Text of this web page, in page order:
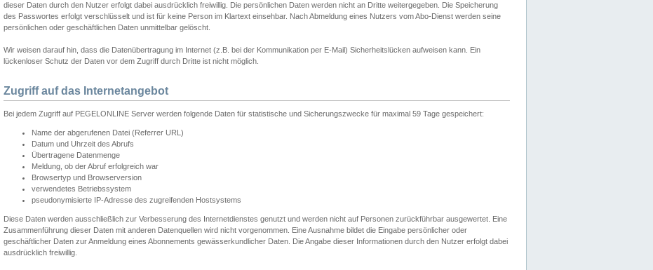
dieser Daten durch den Nutzer erfolgt dabei ausdrücklich freiwillig. Die persönlichen Daten werden nicht an Dritte weitergegeben. Die Speicherung
des Passwortes erfolgt verschlüsselt und ist für keine Person im Klartext einsehbar. Nach Abmeldung eines Nutzers vom Abo-Dienst werden seine
persönlichen oder geschäftlichen Daten unmittelbar gelöscht.
Wir weisen darauf hin, dass die Datenübertragung im Internet (z.B. bei der Kommunikation per E-Mail) Sicherheitslücken aufweisen kann. Ein
lückenloser Schutz der Daten vor dem Zugriff durch Dritte ist nicht möglich.
Zugriff auf das Internetangebot
Bei jedem Zugriff auf PEGELONLINE Server werden folgende Daten für statistische und Sicherungszwecke für maximal 59 Tage gespeichert:
Name der abgerufenen Datei (Referrer URL)
Datum und Uhrzeit des Abrufs
Übertragene Datenmenge
Meldung, ob der Abruf erfolgreich war
Browsertyp und Browserversion
verwendetes Betriebssystem
pseudonymisierte IP-Adresse des zugreifenden Hostsystems
Diese Daten werden ausschließlich zur Verbesserung des Internetdienstes genutzt und werden nicht auf Personen zurückführbar ausgewertet. Eine
Zusammenführung dieser Daten mit anderen Datenquellen wird nicht vorgenommen. Eine Ausnahme bildet die Eingabe persönlicher oder
geschäftlicher Daten zur Anmeldung eines Abonnements gewässerkundlicher Daten. Die Angabe dieser Informationen durch den Nutzer erfolgt dabei
ausdrücklich freiwillig.